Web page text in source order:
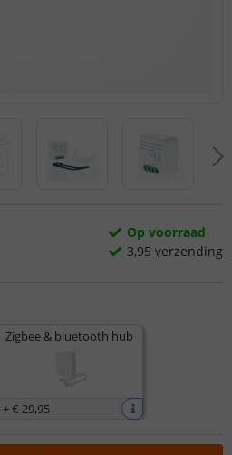
Zigbee & bluetooth hub
+€ 29,95
Op voorraad
3,95 verzending